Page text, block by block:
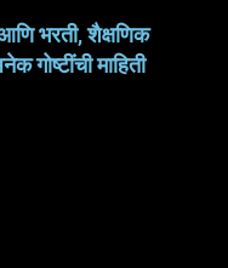
भरती, शैक्षणिक
गोष्टींची माहिती